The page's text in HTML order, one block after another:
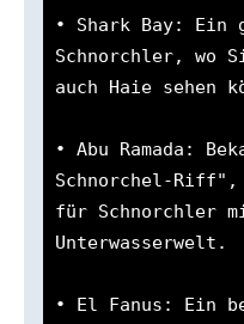
• Shark Bay:
Schnorchler, wo
auch Haie sehen
• Abu Ramada:
Schnorchel-
für Schnorchler
Unterwasserwelt.
• El Fanus: Ein